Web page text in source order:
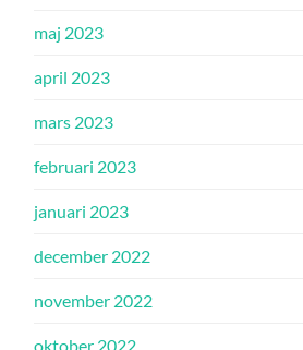
maj 2023
april 2023
mars 2023
februari 2023
januari 2023
december 2022
november 2022
oktober 2022